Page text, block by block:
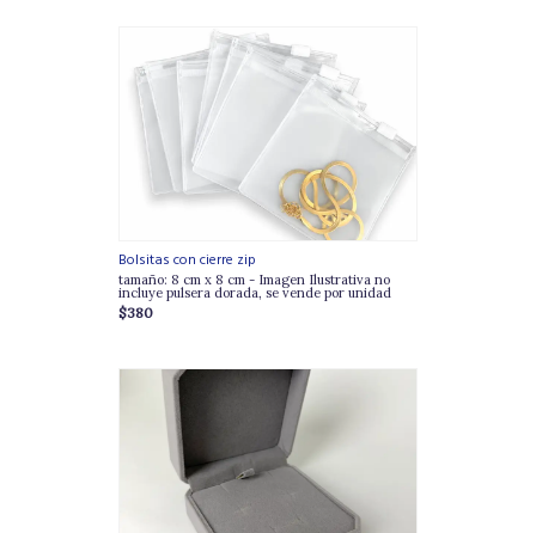
Bolsitas con cierre zip
tamaño: 8 cm x 8 cm - Imagen Ilustrativa no
incluye pulsera dorada, se vende por unidad
$380